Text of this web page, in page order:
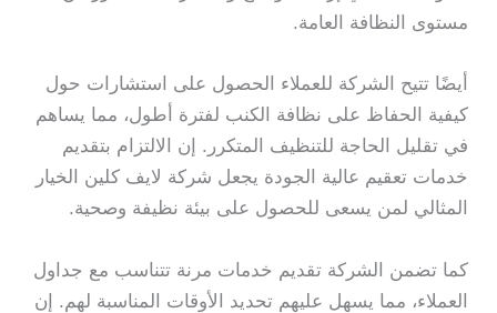
مستوى النظافة العامة.
أيضًا تتيح الشركة للعملاء الحصول على استشارات حول
كيفية الحفاظ على نظافة الكنب لفترة أطول، مما يساهم
في تقليل الحاجة للتنظيف المتكرر. إن الالتزام بتقديم
خدمات تعقيم عالية الجودة يجعل شركة لايف كلين الخيار
المثالي لمن يسعى للحصول على بيئة نظيفة وصحية.
كما تضمن الشركة تقديم خدمات مرنة تتناسب مع جداول
العملاء، مما يسهل عليهم تحديد الأوقات المناسبة لهم. إن